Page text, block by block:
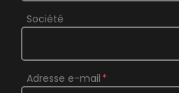
Société
Adresse e-mail